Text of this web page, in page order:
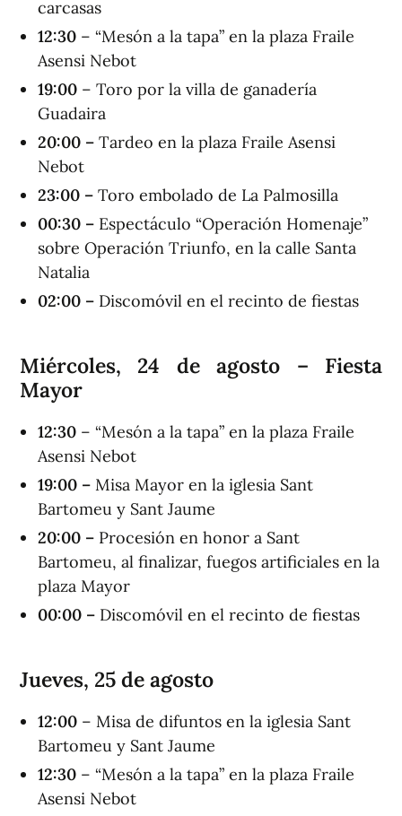
carcasas
12:30 – “Mesón a la tapa” en la plaza Fraile
Asensi Nebot
19:00 – Toro por la villa de ganadería
Guadaira
20:00 – Tardeo en la plaza Fraile Asensi
Nebot
23:00 – Toro embolado de La Palmosilla
00:30 – Espectáculo “Operación Homenaje”
sobre Operación Triunfo, en la calle Santa
Natalia
02:00 – Discomóvil en el recinto de fiestas
Miércoles, 24 de agosto – Fiesta
Mayor
12:30 – “Mesón a la tapa” en la plaza Fraile
Asensi Nebot
19:00 – Misa Mayor en la iglesia Sant
Bartomeu y Sant Jaume
20:00 – Procesión en honor a Sant
Bartomeu, al finalizar, fuegos artificiales en la
plaza Mayor
00:00 – Discomóvil en el recinto de fiestas
Jueves, 25 de agosto
12:00 – Misa de difuntos en la iglesia Sant
Bartomeu y Sant Jaume
12:30 – “Mesón a la tapa” en la plaza Fraile
Asensi Nebot